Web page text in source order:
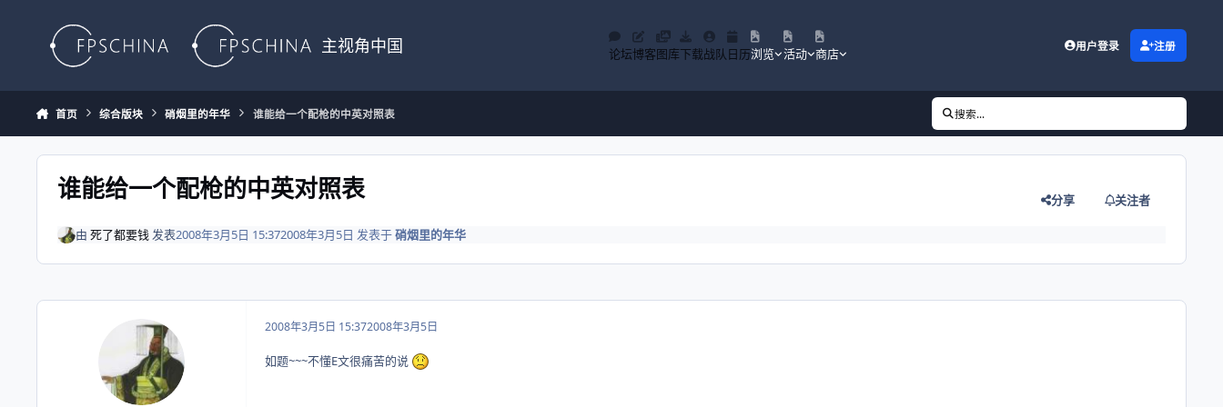
主视角中国 论坛博客图库下载战队 日历浏览 活动 商店
用户登录 注册
首页 综合版块 硝烟里的年华 谁能给一个配枪的中英对照表 搜索...
谁能给一个配枪的中英对照表 分享 关注者
由 死了都要钱发表2008年3月5日 15:372008年3月5日 发表于硝烟里的年华
2008年3月5日 15:372008年3月5日
如题~~~不懂E文很痛苦的说